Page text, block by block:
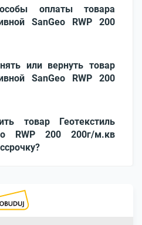
оплаты товара
SanGeo RWP 200
или вернуть товар
SanGeo RWP 200
товар Геотекстиль
RWP 200 200г/м.кв